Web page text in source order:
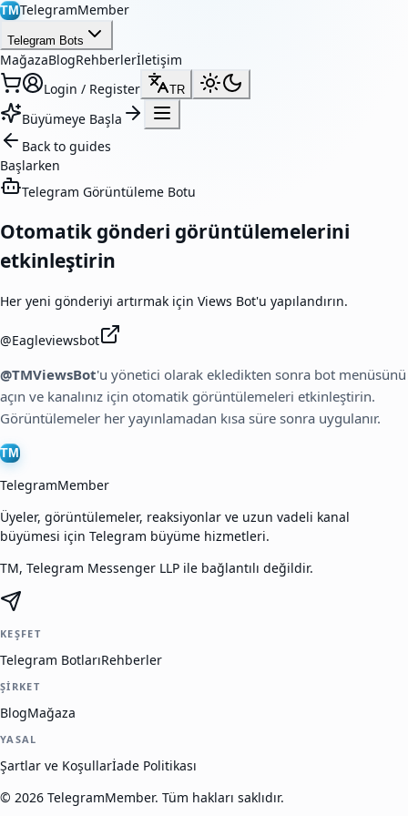
TMTelegramMember
Telegram Bots
MağazaBlogRehberlerİletişim
Login / Register
TR
Büyümeye Başla
Back to guides
Başlarken
Telegram Görüntüleme Botu
Otomatik gönderi görüntülemelerini
etkinleştirin
Her yeni gönderiyi artırmak için Views Bot'u yapılandırın.
@Eagleviewsbot
@TMViewsBot'u yönetici olarak ekledikten sonra bot menüsünü
açın ve kanalınız için otomatik görüntülemeleri etkinleştirin.
Görüntülemeler her yayınlamadan kısa süre sonra uygulanır.
TM
TelegramMember
Üyeler, görüntülemeler, reaksiyonlar ve uzun vadeli kanal
büyümesi için Telegram büyüme hizmetleri.
TM, Telegram Messenger LLP ile bağlantılı değildir.
KEŞFET
Telegram BotlarıRehberler
ŞIRKET
BlogMağaza
YASAL
Şartlar ve Koşullarİade Politikası
© 2026 TelegramMember. Tüm hakları saklıdır.